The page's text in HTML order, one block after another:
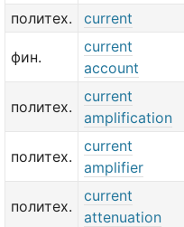
политех.
current
фин.
current
account
политех.
current
amplification
политех.
current
amplifier
политех.
current
attenuation